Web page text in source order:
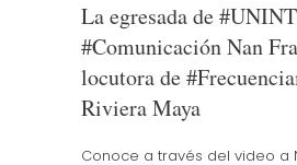
La egresada de
#Comunicación Nan
locutora de
Riviera Maya
Conoce a través del video a